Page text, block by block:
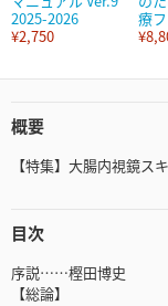
2025-2026
¥2,750
療
概要
【特集】大腸内視鏡
目次
序説……樫田博史
【総論】